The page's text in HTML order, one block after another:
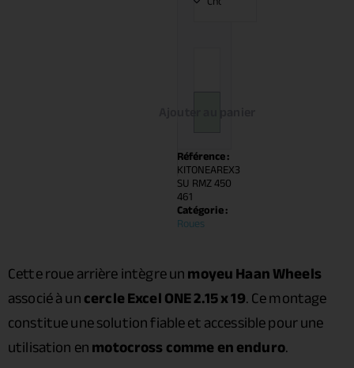
Référence :
KITONEAREX3
SU RMZ 450
461
Catégorie :
Roues
Cette roue arrière intègre unmoyeu Haan Wheels
associé à uncercle Excel ONE 2.15 x 19. Ce montage
constitue une solution fiable et accessible pour une
utilisation enmotocross comme en enduro.